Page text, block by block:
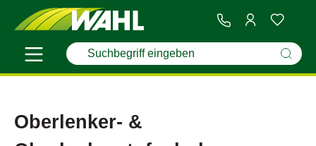
Oberlenker- &